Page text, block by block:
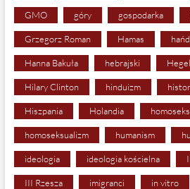
GMO góry gospodarka
Grzegorz Roman Hamas
Hanna Bakuła hebrajski Hegel
Hilary Clinton hinduizm
Hiszpania Holandia
homoseksualizm humanism
ideologia ideologia kościelna
III Rzesza imigranci in vitro